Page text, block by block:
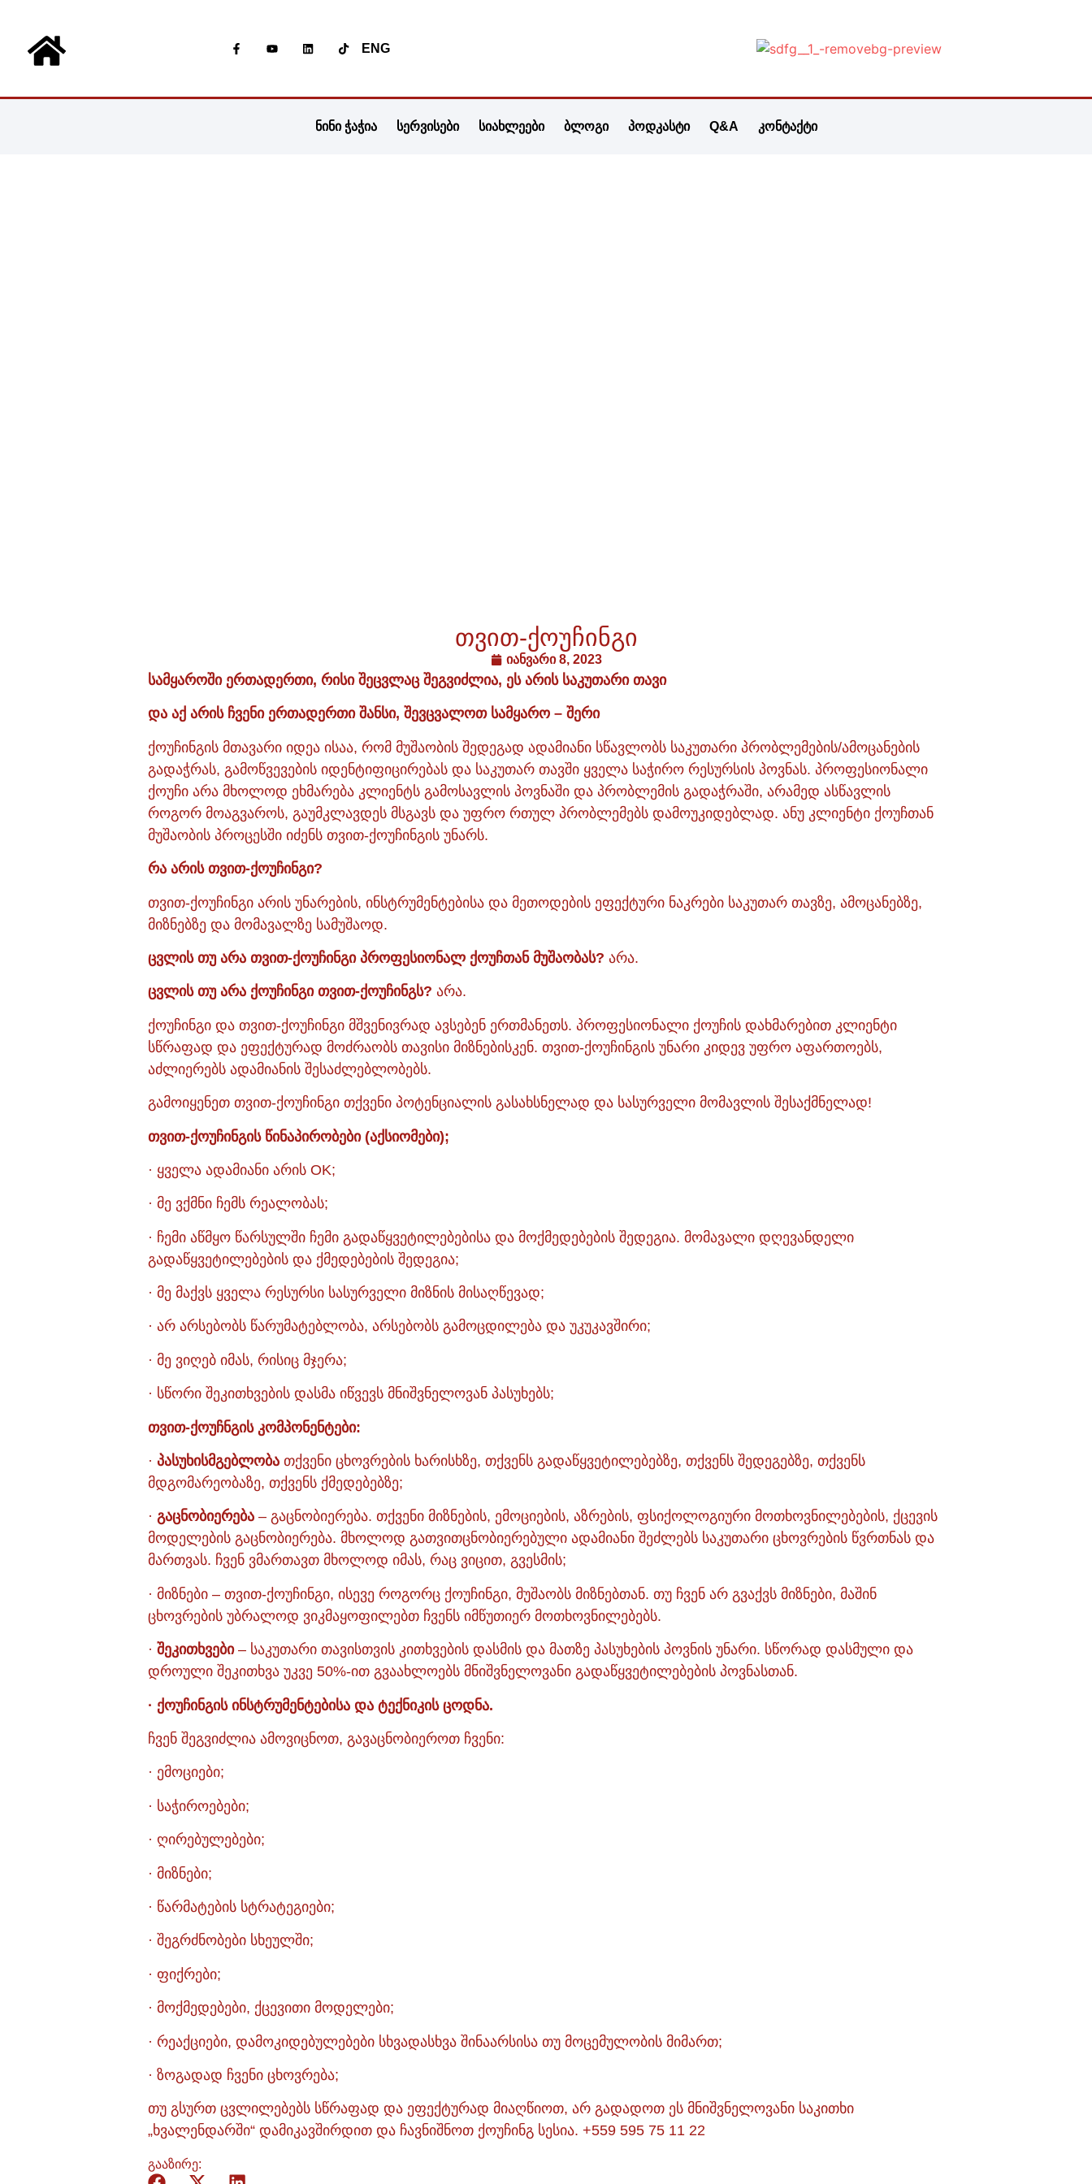
ENG
ნინი ჭაჭია სერვისები სიახლეები ბლოგი პოდკასტი Q&A კონტაქტი
თვით-ქოუჩინგი
იანვარი 8, 2023
სამყაროში ერთადერთი, რისი შეცვლაც შეგვიძლია, ეს არის საკუთარი თავი
და აქ არის ჩვენი ერთადერთი შანსი, შევცვალოთ სამყარო – შერი
ქოუჩინგის მთავარი იდეა ისაა, რომ მუშაობის შედეგად ადამიანი სწავლობს საკუთარი პრობლემების/ამოცანების
გადაჭრას, გამოწვევების იდენტიფიცირებას და საკუთარ თავში ყველა საჭირო რესურსის პოვნას. პროფესიონალი
ქოუჩი არა მხოლოდ ეხმარება კლიენტს გამოსავლის პოვნაში და პრობლემის გადაჭრაში, არამედ ასწავლის
როგორ მოაგვაროს, გაუმკლავდეს მსგავს და უფრო რთულ პრობლემებს დამოუკიდებლად. ანუ კლიენტი ქოუჩთან
მუშაობის პროცესში იძენს თვით-ქოუჩინგის უნარს.
რა არის თვით-ქოუჩინგი?
თვით-ქოუჩინგი არის უნარების, ინსტრუმენტებისა და მეთოდების ეფექტური ნაკრები საკუთარ თავზე, ამოცანებზე,
მიზნებზე და მომავალზე სამუშაოდ.
ცვლის თუ არა თვით-ქოუჩინგი პროფესიონალ ქოუჩთან მუშაობას? არა.
ცვლის თუ არა ქოუჩინგი თვით-ქოუჩინგს? არა.
ქოუჩინგი და თვით-ქოუჩინგი მშვენივრად ავსებენ ერთმანეთს. პროფესიონალი ქოუჩის დახმარებით კლიენტი
სწრაფად და ეფექტურად მოძრაობს თავისი მიზნებისკენ. თვით-ქოუჩინგის უნარი კიდევ უფრო აფართოებს,
აძლიერებს ადამიანის შესაძლებლობებს.
გამოიყენეთ თვით-ქოუჩინგი თქვენი პოტენციალის გასახსნელად და სასურველი მომავლის შესაქმნელად!
თვით-ქოუჩინგის წინაპირობები (აქსიომები);
· ყველა ადამიანი არის OK;
· მე ვქმნი ჩემს რეალობას;
· ჩემი აწმყო წარსულში ჩემი გადაწყვეტილებებისა და მოქმედებების შედეგია. მომავალი დღევანდელი
გადაწყვეტილებების და ქმედებების შედეგია;
· მე მაქვს ყველა რესურსი სასურველი მიზნის მისაღწევად;
· არ არსებობს წარუმატებლობა, არსებობს გამოცდილება და უკუკავშირი;
· მე ვიღებ იმას, რისიც მჯერა;
· სწორი შეკითხვების დასმა იწვევს მნიშვნელოვან პასუხებს;
თვით-ქოუჩნგის კომპონენტები:
· პასუხისმგებლობა თქვენი ცხოვრების ხარისხზე, თქვენს გადაწყვეტილებებზე, თქვენს შედეგებზე, თქვენს
მდგომარეობაზე, თქვენს ქმედებებზე;
· გაცნობიერება – გაცნობიერება. თქვენი მიზნების, ემოციების, აზრების, ფსიქოლოგიური მოთხოვნილებების, ქცევის
მოდელების გაცნობიერება. მხოლოდ გათვითცნობიერებული ადამიანი შეძლებს საკუთარი ცხოვრების წვრთნას და
მართვას. ჩვენ ვმართავთ მხოლოდ იმას, რაც ვიცით, გვესმის;
· მიზნები – თვით-ქოუჩინგი, ისევე როგორც ქოუჩინგი, მუშაობს მიზნებთან. თუ ჩვენ არ გვაქვს მიზნები, მაშინ
ცხოვრების უბრალოდ ვიკმაყოფილებთ ჩვენს იმწუთიერ მოთხოვნილებებს.
· შეკითხვები– საკუთარი თავისთვის კითხვების დასმის და მათზე პასუხების პოვნის უნარი. სწორად დასმული და
დროული შეკითხვა უკვე 50%-ით გვაახლოებს მნიშვნელოვანი გადაწყვეტილებების პოვნასთან.
· ქოუჩინგის ინსტრუმენტებისა და ტექნიკის ცოდნა.
ჩვენ შეგვიძლია ამოვიცნოთ, გავაცნობიეროთ ჩვენი:
· ემოციები;
· საჭიროებები;
· ღირებულებები;
· მიზნები;
· წარმატების სტრატეგიები;
· შეგრძნობები სხეულში;
· ფიქრები;
· მოქმედებები, ქცევითი მოდელები;
· რეაქციები, დამოკიდებულებები სხვადასხვა შინაარსისა თუ მოცემულობის მიმართ;
· ზოგადად ჩვენი ცხოვრება;
თუ გსურთ ცვლილებებს სწრაფად და ეფექტურად მიაღწიოთ, არ გადადოთ ეს მნიშვნელოვანი საკითხი
„ხვალენდარში“ დამიკავშირდით და ჩავნიშნოთ ქოუჩინგ სესია. +559 595 75 11 22
გააზირე: